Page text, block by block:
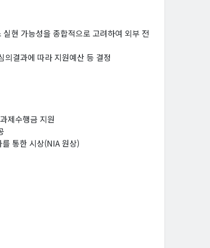
현 가능성을 종합적으로 고려하여 외부 전
결과에 따라 지원예산 등 결정
제수행금 지원
통한 시상(NIA 원상)